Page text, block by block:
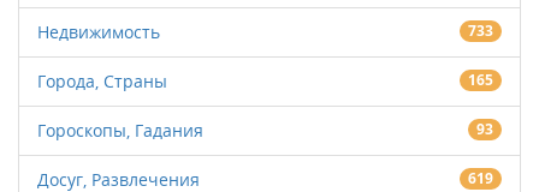
Недвижимость 733
Города, Страны 165
Гороскопы, Гадания 93
Досуг, Развлечения 619